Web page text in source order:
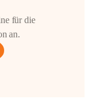
für die
an.